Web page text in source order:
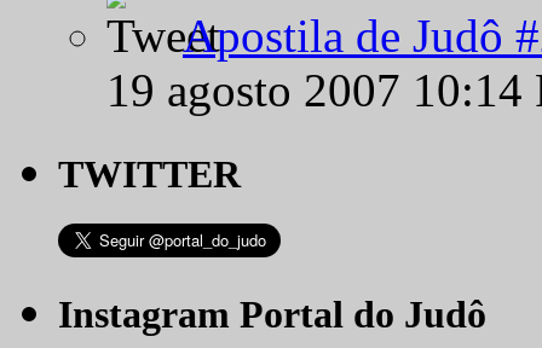
Apostila de Judô
19 agosto 2007
TWITTER
Instagram Portal do Judô